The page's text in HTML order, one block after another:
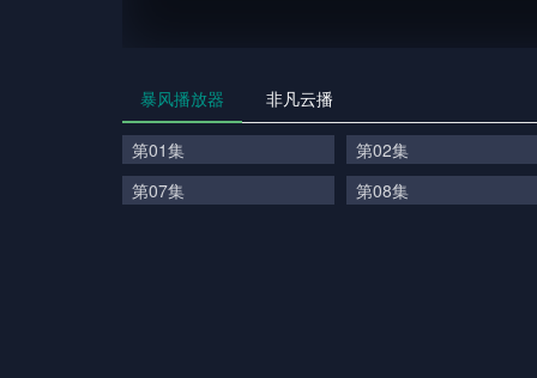
暴风播放器 非凡云播
第01集
第02集
第07集
第08集